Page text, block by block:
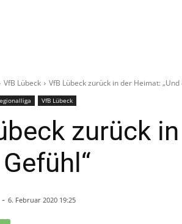
VfB Lübeck VfB Lübeck zurück in der Heimat:
VfB Lübeck
zurück
- 6. Februar 2020 19:25